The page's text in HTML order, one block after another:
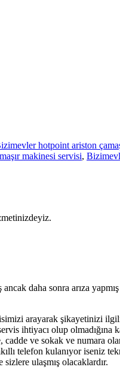
hotpoint ariston
makinesi servisi,
daha sonra arıza
arayarak şikayetinizi
ihtiyacı olup olmadığına
ve sokak ve numara
telefon kulanıyor iseniz
ulaşmış olacaklardır.